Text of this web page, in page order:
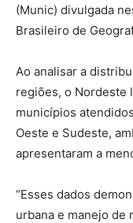
(Munic) divulgada
Brasileiro de
Ao analisar a
regiões, o Nordeste
municípios
Oeste e Sudeste,
apresentaram a
“Esses dados
urbana e manejo de